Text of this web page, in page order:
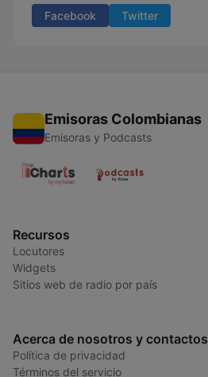
Facebook Twitter
Emisoras Colombianas
Emisoras y Podcasts
Recursos
Locutores
Widgets
Sitios web de radio por país
Acerca de nosotros y contactos
Política de privacidad
Términos del servicio